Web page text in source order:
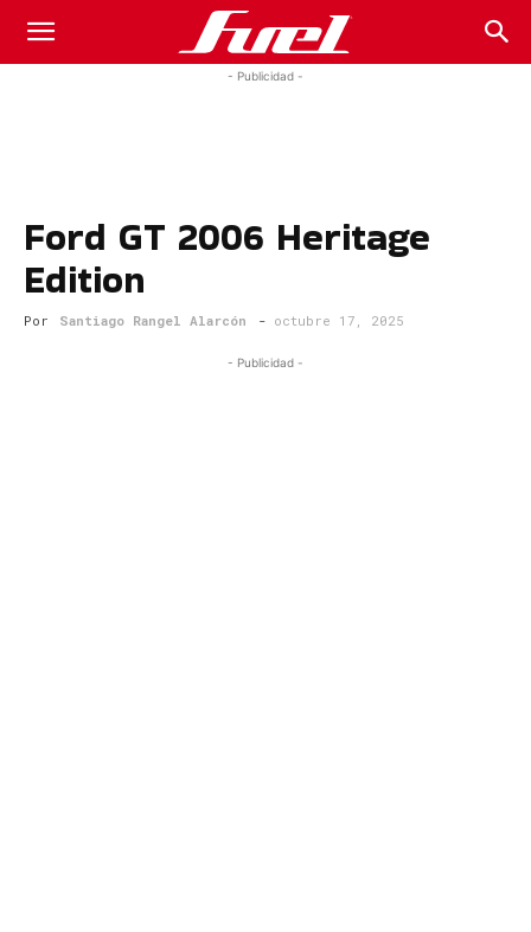
Fuel
Magazine
- Publicidad -
Ford GT 2006 Heritage
Edition
Por Santiago Rangel Alarcón - octubre 17, 2025
- Publicidad -